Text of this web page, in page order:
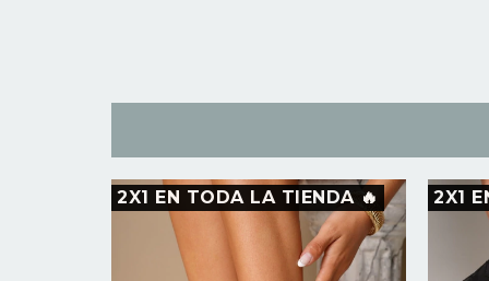
2X1 EN TODA LA TIENDA 🔥 2X1